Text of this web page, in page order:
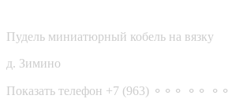
Пудель миниатюрный кобель на вязку
д. Зимино
Показать телефон +7 (963) ⚬⚬⚬ ⚬⚬ ⚬⚬